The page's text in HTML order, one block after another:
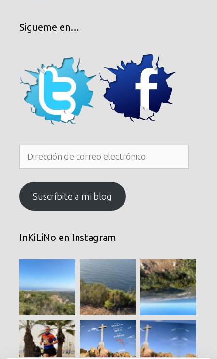
Sigueme en…
electrónico
Suscríbite a mi blog
InKiLiNo en Instagram